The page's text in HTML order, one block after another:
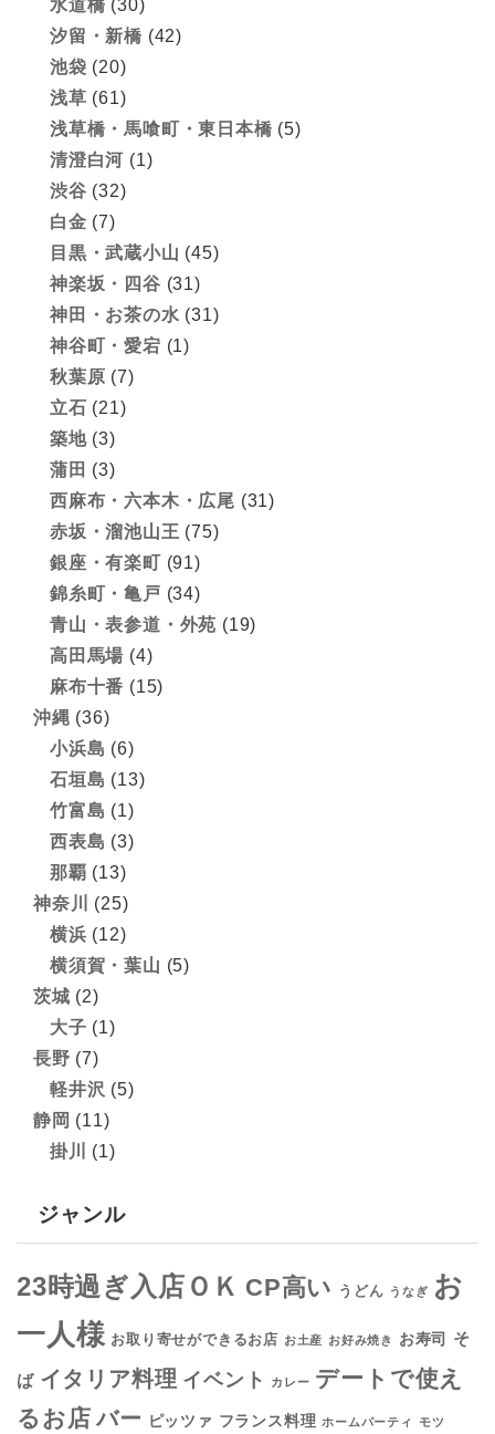
水道橋 (30)
汐留・新橋 (42)
池袋 (20)
浅草 (61)
浅草橋・馬喰町・東日本橋 (5)
清澄白河 (1)
渋谷 (32)
白金 (7)
目黒・武蔵小山 (45)
神楽坂・四谷 (31)
神田・お茶の水 (31)
神谷町・愛宕 (1)
秋葉原 (7)
立石 (21)
築地(3)
蒲田 (3)
西麻布・六本木・広尾 (31)
赤坂・溜池山王 (75)
銀座・有楽町 (91)
錦糸町・亀戸 (34)
青山・表参道・外苑 (19)
高田馬場 (4)
麻布十番 (15)
沖縄 (36)
小浜島 (6)
石垣島 (13)
竹富島 (1)
西表島 (3)
那覇 (13)
神奈川
(25)
横浜 (12)
横須賀・葉山 (5)
茨城 (2)
大子 (1)
長野 (7)
軽井沢 (5)
静岡 (11)
掛川
(1)
ジャンル
23時過ぎ入店ＯＫ CP高い うどん うなぎ お
一人様 お取り寄せができるお店 お土産 お好み焼き お寿司 そ
ば イタリア料理 イベント カレー デートで使え
るお店 バー ピッツァ フランス料理 ホームパーティ モツ